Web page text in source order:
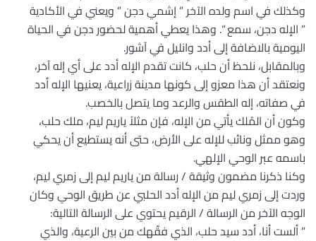
وكذلك في اسم ولده الآخر ” إشمي دجن ” ويعني في الأكادية
” الإله دجن، سمع “. وهذا يعطي أهمية لحضور دجن في الحياة
اليومية بالاضافة إلى أدد وانليل في آشور.
وبالمقابل، نلحظ أن حلب، كانت تقدم الإله أدد على أي إله آخر،
ونعتقد أن هذا معزو إلى كونها مدينة زراعية، يعنيها الإله أدد
في صفاته، إله الطقس والرعد وما يتصل بالخصب.
وكون أن المُلك يأتي من الإله، فإن مثلاً ياريم ليم، ملك حلب،
وهو ممثل ونائب للإله على الأرض، حتى أنه يستطيع أن يحكي
باسمه عبر الوحي الإلهي.
وكنا ذكرنا مضمون وثيقة / رسالة من ياريم ليم إلى زمري ليم،
وردت إلى زمري ليم من الإله أدد الحلبي عن طريق الوحي وكان
الوجه الآخر من الرسالة / الرقيم يحتوي على الرسالة التالية:
” ألست أنا، أدد سيد حلب، الذي فقّهك من بين الرعية، والذي